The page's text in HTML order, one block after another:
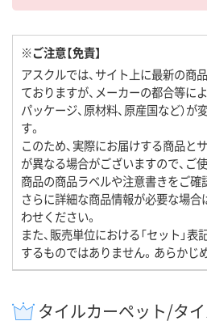
※ご注意【免責】
アスクルでは、サイト上に最新の商
ておりますが、メーカーの都合等によ
パッケージ、原材料、原産国など）
す。
このため、実際にお届けする商品と
が異なる場合がございますので、ご
商品の商品ラベルや注意書きをご確
さらに詳細な商品情報が必要な場合
わせください。
また、販売単位における「セット」
するものではありません。あらかじ
タイルカーペット/タ